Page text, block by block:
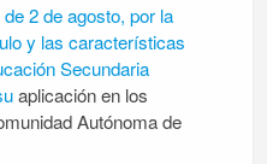
2 de agosto, por la
y las características
Secundaria
aplicación en los
Autónoma de